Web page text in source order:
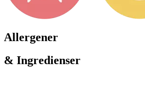
Allergener
& Ingredienser